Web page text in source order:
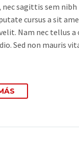
sagittis sem nibh
cursus a sit
Nam nec tellus
Sed non mauris